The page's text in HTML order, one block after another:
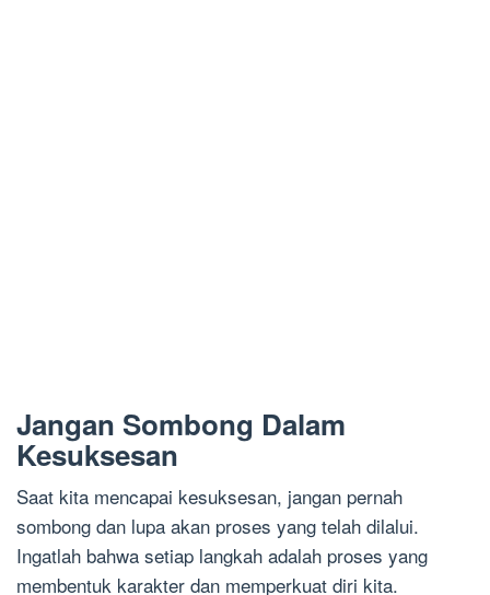
Jangan Sombong Dalam
Kesuksesan
Saat kita mencapai kesuksesan, jangan pernah
sombong dan lupa akan proses yang telah dilalui.
Ingatlah bahwa setiap langkah adalah proses yang
membentuk karakter dan memperkuat diri kita.